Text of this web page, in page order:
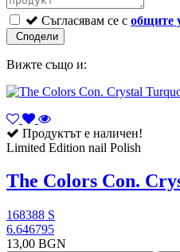
Съгласявам се с общите
Вижте също и:
Продуктът е наличен!
Limited Edition nail Polish
The Colors Con.
168388 S
6.646795
13,00 BGN